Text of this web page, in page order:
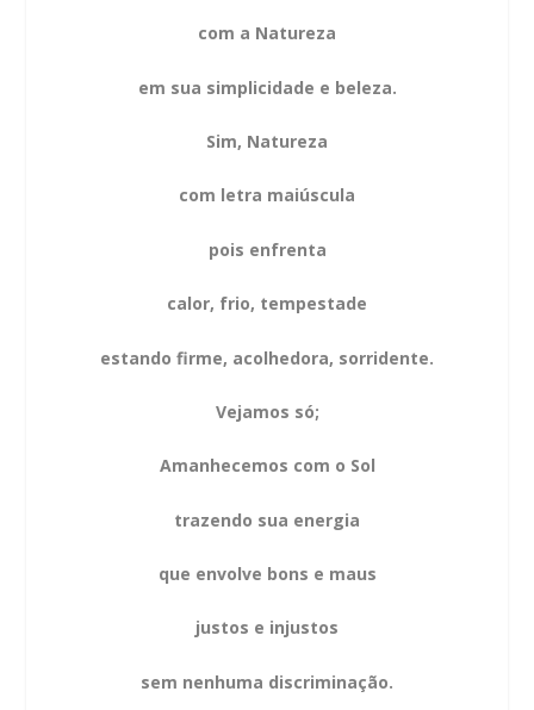
com a Natureza
em sua simplicidade e beleza.
Sim, Natureza
com letra maiúscula
pois enfrenta
calor, frio, tempestade
estando firme, acolhedora, sorridente.
Vejamos só;
Amanhecemos com o Sol
trazendo sua energia
que envolve bons e maus
justos e injustos
sem nenhuma discriminação.